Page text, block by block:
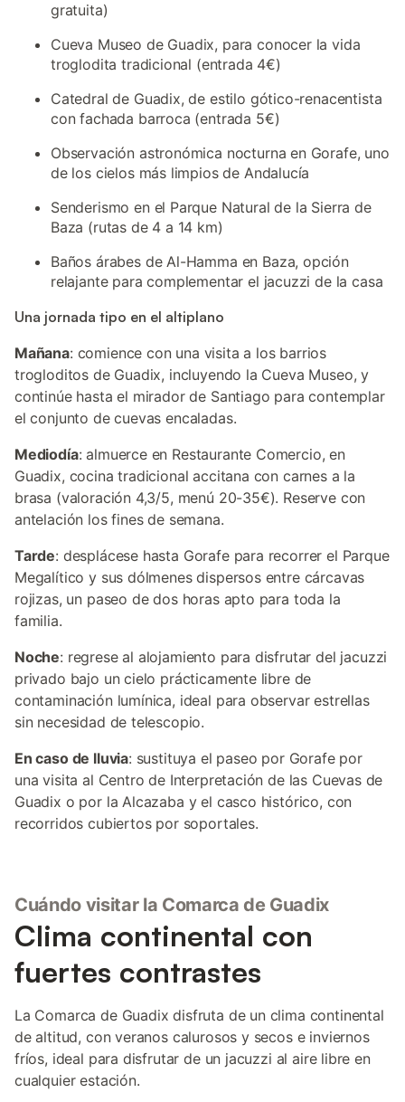
gratuita)
Cueva Museo de Guadix, para conocer la vida
troglodita tradicional (entrada 4€)
Catedral de Guadix, de estilo gótico-renacentista
con fachada barroca (entrada 5€)
Observación astronómica nocturna en Gorafe, uno
de los cielos más limpios de Andalucía
Senderismo en el Parque Natural de la Sierra de
Baza (rutas de 4 a 14 km)
Baños árabes de Al-Hamma en Baza, opción
relajante para complementar el jacuzzi de la casa
Una jornada tipo en el altiplano
Mañana: comience con una visita a los barrios
trogloditos de Guadix, incluyendo la Cueva Museo, y
continúe hasta el mirador de Santiago para contemplar
el conjunto de cuevas encaladas.
Mediodía: almuerce en Restaurante Comercio, en
Guadix, cocina tradicional accitana con carnes a la
brasa (valoración 4,3/5, menú 20-35€). Reserve con
antelación los fines de semana.
Tarde: desplácese hasta Gorafe para recorrer el Parque
Megalítico y sus dólmenes dispersos entre cárcavas
rojizas, un paseo de dos horas apto para toda la
familia.
Noche: regrese al alojamiento para disfrutar del jacuzzi
privado bajo un cielo prácticamente libre de
contaminación lumínica, ideal para observar estrellas
sin necesidad de telescopio.
En caso de lluvia: sustituya el paseo por Gorafe por
una visita al Centro de Interpretación de las Cuevas de
Guadix o por la Alcazaba y el casco histórico, con
recorridos cubiertos por soportales.
Cuándo visitar la Comarca de Guadix
Clima continental con
fuertes contrastes
La Comarca de Guadix disfruta de un clima continental
de altitud, con veranos calurosos y secos e inviernos
fríos, ideal para disfrutar de un jacuzzi al aire libre en
cualquier estación.